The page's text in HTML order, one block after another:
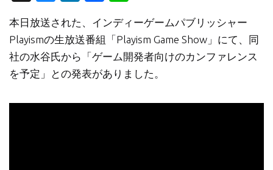
本日放送された、インディーゲームパブリッシャー
Playismの生放送番組「Playism Game Show」にて、同
社の水谷氏から「ゲーム開発者向けのカンファレンス
を予定」との発表がありました。